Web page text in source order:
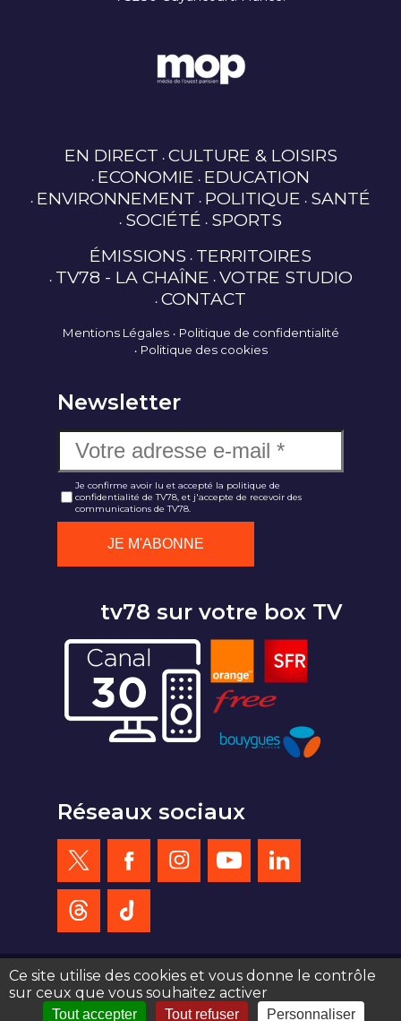
EN DIRECT CULTURE & LOISIRS
ECONOMIE EDUCATION
ENVIRONNEMENT POLITIQUE SANTÉ
SOCIÉTÉ SPORTS
ÉMISSIONS TERRITOIRES
TV78 - LA CHAÎNE VOTRE STUDIO
CONTACT
Mentions Légales
Politique de confidentialité
Politique des cookies
Newsletter
Je confirme avoir lu et accepté la politique de
confidentialité de TV78, et j'accepte de recevoir des
communications de TV78.
tv78 sur votre box TV
Réseaux sociaux
création site web : agence de communication Serious Team 360°
Ce site utilise des cookies et vous donne le contrôle
sur ceux que vous souhaitez activer
Tout accepter Tout refuser Personnaliser